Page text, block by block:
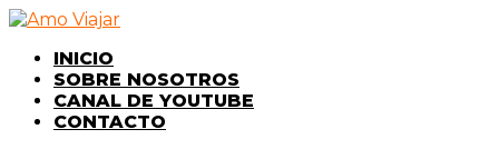
INICIO
SOBRE NOSOTROS
CANAL DE YOUTUBE
CONTACTO